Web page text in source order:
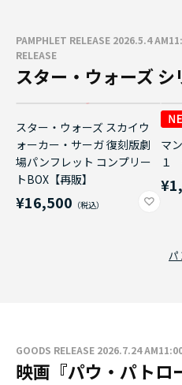
PAMPHLET RELEASE 2026.5.4
RELEASE
スター・ウォーズ シ
スター・ウォーズ スカイウ
ォーカー・サーガ 復刻版劇
場パンフレット コンプリー
トBOX【再販】
¥16,500
マ
１
パ
GOODS RELEASE 2026.7.24
映画『パウ・パトロ